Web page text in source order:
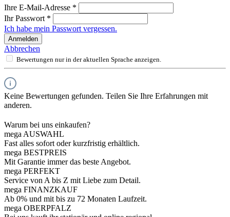
Ihre E-Mail-Adresse *
Ihr Passwort *
Ich habe mein Passwort vergessen.
Anmelden
Abbrechen
Bewertungen nur in der aktuellen Sprache anzeigen.
Keine Bewertungen gefunden. Teilen Sie Ihre Erfahrungen mit
anderen.
Warum bei uns einkaufen?
mega AUSWAHL
Fast alles sofort oder kurzfristig erhältlich.
mega BESTPREIS
Mit Garantie immer das beste Angebot.
mega PERFEKT
Service von A bis Z mit Liebe zum Detail.
mega FINANZKAUF
Ab 0% und mit bis zu 72 Monaten Laufzeit.
mega OBERPFALZ